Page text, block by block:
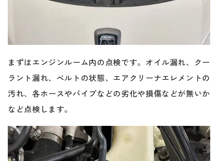
まずはエンジンルーム内の点検です。オイル漏れ、クー
ラント漏れ、ベルトの状態、エアクリーナエレメントの
汚れ、各ホースやパイプなどの劣化や損傷などが無いか
など点検します。